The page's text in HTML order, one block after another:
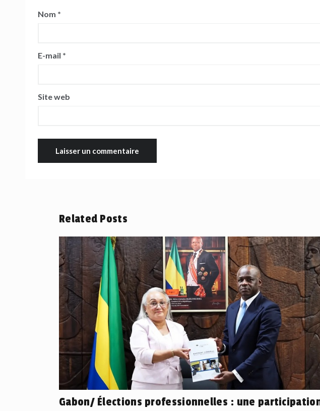
Nom *
E-mail *
Site web
Related Posts
Gabon/ Élections professionnelles : une